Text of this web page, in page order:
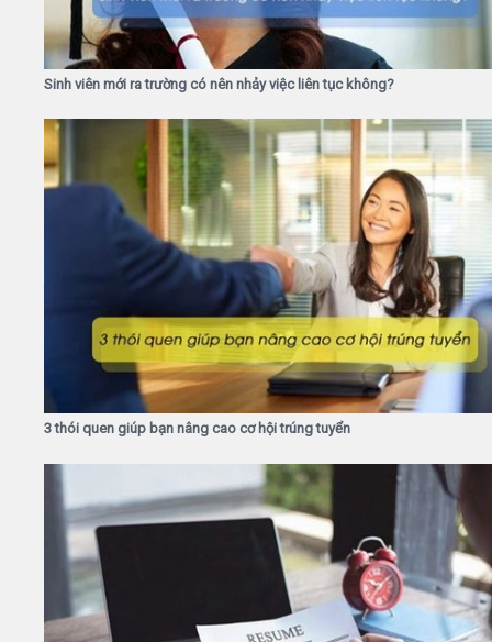
Sinh viên mới ra trường có nên nhảy việc liên tục không?
3 thói quen giúp bạn nâng cao cơ hội trúng tuyển